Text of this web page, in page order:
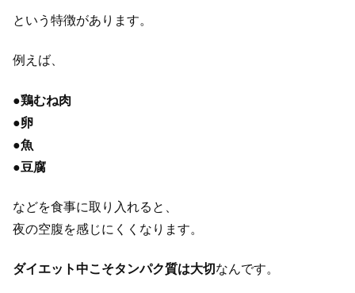
という特徴があります。
例えば、
●鶏むね肉
●卵
●魚
●豆腐
などを食事に取り入れると、
夜の空腹を感じにくくなります。
ダイエット中こそタンパク質は大切なんです。